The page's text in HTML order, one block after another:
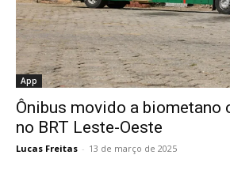
App
Ônibus movido a biometano
no BRT Leste-Oeste
Lucas Freitas - 13 de março de 2025